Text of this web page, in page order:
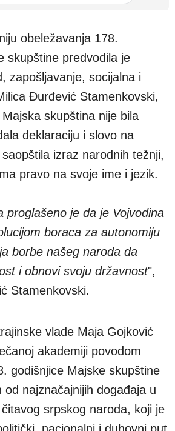
obeležavanja 178.
skupštine predvodila je
zapošljavanje, socijalna i
Đurđević Stamenkovski,
skupština nije bila
deklaraciju i slovo na
izraz narodnih težnji,
pravo na svoje ime i jezik.
proglašeno je da je Vojvodina
boraca za autonomiju
borbe našeg naroda da
i obnovi svoju državnost",
Stamenkovski.
vlade Maja Gojković
akademiji povodom
godišnjice Majske skupštine
najznačajnijih događaja u
srpskog naroda, koji je